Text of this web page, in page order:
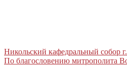
Никольский кафедральный собор
По благословению митрополита